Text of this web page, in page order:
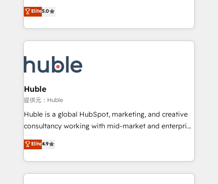
the rare Advanced "Custom Integrations"
Accreditation, securely sync data across... 🔄 any
new HubSpot portal with Advanced Website and
CRM Migrations using our in-house "HubScrub" Tool.
master it. As the creators of the Endless Customers
System™ (the next evolution of They Ask, You
Answer), we’re the only HubSpot partner built
entirely around coaching and training. That means
skills, processes, and internal team you need to
attract the right buyers, close deals faster, and grow
without outside dependencies. You’ll learn how to: •
Set up, audit, and organize your HubSpot portal •
Get your sales team fully using HubSpot • Track
pipeline and revenue across the entire buyer journey
growth • Create content and videos that attract
buyers • Use AI to scale smarter Our coaching-led
Elite5.0
Huble
提供元：Huble
Huble is a global HubSpot, marketing, and creative
consultancy working with mid-market and enterprise
businesses. We go beyond implementation, shaping
the strategy, processes, and teams that turn
HubSpot into a genuine growth engine. Named
HubSpot's Global Partner of the Year in 2024,
Elite4.9